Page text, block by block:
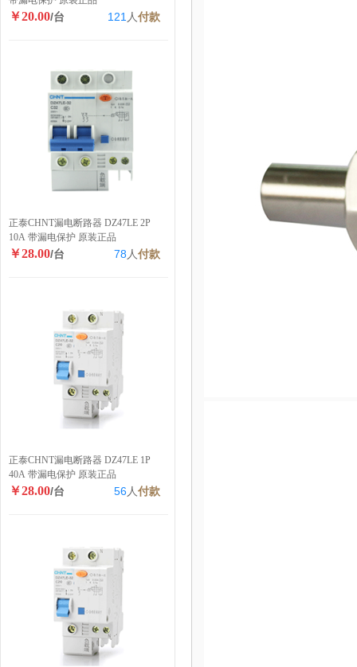
￥20.00/台 121 人付款
正泰CHNT漏电断路器 DZ47LE 2P
10A 带漏电保护 原装正品
￥28.00/台 78 人付款
正泰CHNT漏电断路器 DZ47LE 1P
40A 带漏电保护 原装正品
￥28.00/台 56人付款